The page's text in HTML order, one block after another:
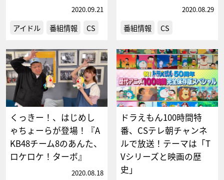
2020.09.21
アイドル 番組情報 CS
2020.08.29
番組情報 CS
くっきー！、はじめし
ゃちょーらが登場！『A
KB48チーム8のあんた、
ロケロケ！ターボ』
2020.08.18
ドラえもん100時間特
番、CSテレ朝チャンネ
ルで放送！テーマは「T
Vシリーズと映画の歴
史」